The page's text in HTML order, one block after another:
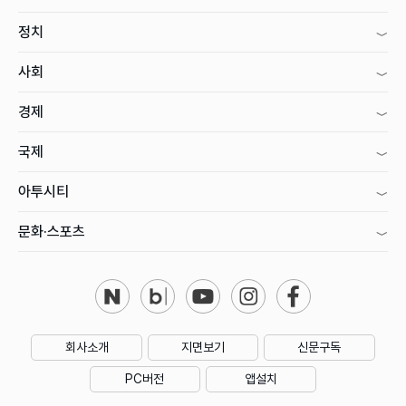
정치
사회
경제
국제
아투시티
문화·스포츠
회사소개 지면보기 신문구독
PC버전 앱설치